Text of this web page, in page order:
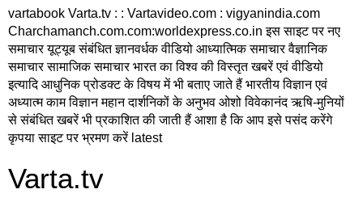
vartabook Varta.tv : : Vartavideo.com : vigyanindia.com
Charchamanch.com.com:worldexpress.co.in इस साइट पर नए
समाचार यूट्यूब संबंधित ज्ञानवर्धक वीडियो आध्यात्मिक समाचार वैज्ञानिक
समाचार सामाजिक समाचार भारत का विश्व की विस्तृत खबरें एवं वीडियो
इत्यादि आधुनिक प्रोडक्ट के विषय में भी बताए जाते हैं भारतीय विज्ञान एवं
अध्यात्म काम विज्ञान महान दार्शनिकों के अनुभव ओशो विवेकानंद ऋषि-मुनियों
से संबंधित खबरें भी प्रकाशित की जाती हैं आशा है कि आप इसे पसंद करेंगे
कृपया साइट पर भ्रमण करें latest
Varta.tv